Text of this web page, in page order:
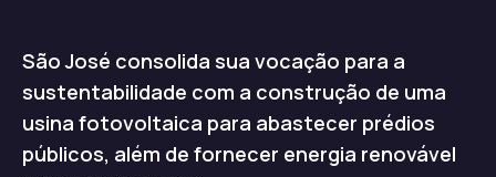
São José consolida sua vocação para a
sustentabilidade com a construção de uma
usina fotovoltaica para abastecer prédios
públicos, além de fornecer energia renovável